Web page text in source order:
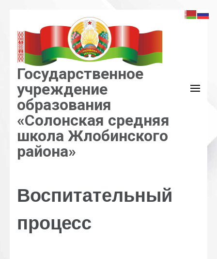
содержимому
(нажмите
Enter)
Государственное
учреждение
образования
«Солонская средняя
школа Жлобинского
района»
Воспитательный
процесс